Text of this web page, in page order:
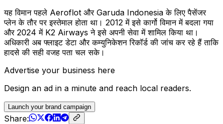
यह विमान पहले Aeroflot और Garuda Indonesia के लिए पैसेंजर
प्लेन के तौर पर इस्तेमाल होता था। 2012 में इसे कार्गो विमान में बदला गया
और 2024 में K2 Airways ने इसे अपनी सेवा में शामिल किया था।
अधिकारी अब फ्लाइट डेटा और कम्युनिकेशन रिकॉर्ड की जांच कर रहे हैं ताकि
हादसे की सही वजह पता चल सके।
Advertise your business here
Design an ad in a minute and reach local readers.
Launch your brand campaign
Share: